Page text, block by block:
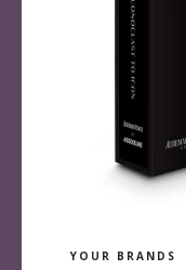
YOUR BRANDS